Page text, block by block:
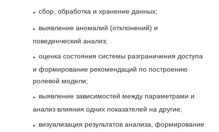
сбор, обработка и хранение данных;
выявление аномалий (отклонений) и
поведенческий анализ;
оценка состояния системы разграничения доступа
и формирование рекомендаций по построению
ролевой модели;
выявление зависимостей между параметрами и
анализ влияния одних показателей на другие;
визуализация результатов анализа, формирование